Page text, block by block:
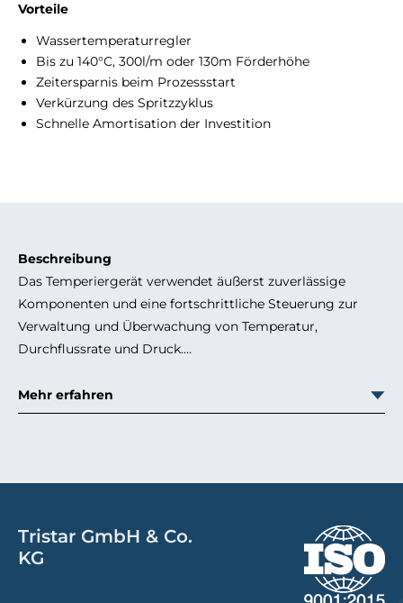
Vorteile
Wassertemperaturregler
Bis zu 140°C, 300l/m oder 130m Förderhöhe
Zeitersparnis beim Prozessstart
Verkürzung des Spritzzyklus
Schnelle Amortisation der Investition
Beschreibung
Das Temperiergerät verwendet äußerst zuverlässige
Komponenten und eine fortschrittliche Steuerung zur
Verwaltung und Überwachung von Temperatur,
Durchflussrate und Druck.
Baureihe mit mehrstufigen Pumpen auszustatten, die
sehr hohe Durchflussraten von bis zu 300 l/min und
weitere Einstellung eine deutliche Verkürzung der
der Form.
Mehr erfahren
Tristar GmbH & Co.
KG